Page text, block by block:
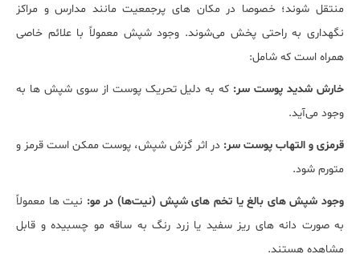
منتقل شوند؛ خصوصا در مکان ‌های پرجمعیت مانند مدارس و مراکز
نگهداری به راحتی پخش می‌شوند. وجود شپش معمولاً با علائم خاصی
همراه است که شامل:
خارش شدید پوست سر: که به دلیل تحریک پوست از سوی شپش ‌ها به
وجود می‌آید.
قرمزی و التهاب پوست سر: در اثر گزش شپش، پوست ممکن است قرمز و
متورم شود.
وجود شپش ‌های بالغ یا تخم‌ های شپش (نیت‌ها) در مو: نیت ‌ها معمولاً
به صورت دانه‌ های ریز سفید یا زرد رنگ به ساقه مو چسبیده و قابل
مشاهده هستند.